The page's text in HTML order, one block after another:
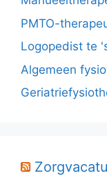
PMTO-
Logopedist te
Algemeen